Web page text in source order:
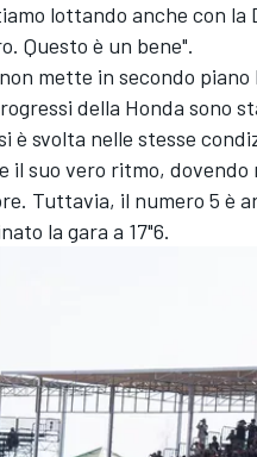
lottando anche con
Questo è un bene".
mette in secondo
della Honda sono
è svolta nelle stesse
il suo vero ritmo,
Tuttavia, il numero 5 è
la gara a 17"6.